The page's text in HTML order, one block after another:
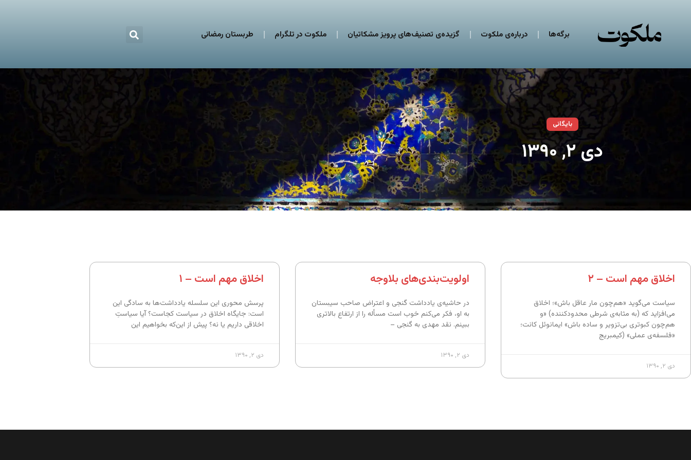
برگه‌ها درباره‌ی ملکوت گزیده‌ی تصنیف‌های پرویز مشکاتیان ملکوت در تلگرام طربستان رمضانی
بایگانی
دی ۲, ۱۳۹۰
اخلاق مهم است – ۲
سیاست می‌گوید «هم‌چون مار عاقل باش»؛ اخلاق
می‌افزاید که (به مثابه‌ی شرطی محدودکننده) «و
هم‌چون کبوتری بی‌تزویر و ساده باش» ایمانوئل کانت؛
«فلسفه‌ی عملی» (کیمبریج
دی ۲, ۱۳۹۰
اولویت‌بندی‌های بلاوجه
در حاشیه‌ی یادداشت گنجی و اعتراض صاحب سیبستان
به او، فکر می‌کنم خوب است مسأله را از ارتفاع بالاتری
ببینم. نقد مهدی به گنجی –
دی ۲, ۱۳۹۰
اخلاق مهم است – ۱
پرسش محوری این سلسله یادداشت‌ها به سادگی این
است: جایگاه اخلاق در سیاست کجاست؟ آیا سیاستِ
اخلاقی داریم یا نه؟ پیش از این‌که بخواهیم این
دی ۲, ۱۳۹۰